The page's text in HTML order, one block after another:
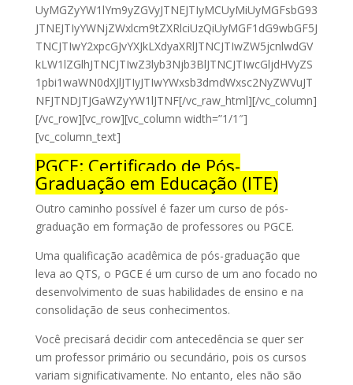
UyMGZyYW1lYm9yZGVyJTNEJTIyMCUyMiUyMGFsbG93
JTNEJTIyYWNjZWxlcm9tZXRlciUzQiUyMGF1dG9wbGF5J
TNCJTIwY2xpcGJvYXJkLXdyaXRlJTNCJTIwZW5jcnlwdGV
kLW1lZGlhJTNCJTIwZ3lyb3Njb3BlJTNCJTIwcGljdHVyZS
1pbi1waWN0dXJlJTIyJTIwYWxsb3dmdWxsc2NyZWVuJT
NFJTNDJTJGaWZyYW1lJTNF[/vc_raw_html][/vc_column]
[/vc_row][vc_row][vc_column width=”1/1″]
[vc_column_text]
PGCE: Certificado de Pós-
Graduação em Educação (ITE)
Outro caminho possível é fazer um curso de pós-
graduação em formação de professores ou PGCE.
Uma qualificação acadêmica de pós-graduação que
leva ao QTS, o PGCE é um curso de um ano focado no
desenvolvimento de suas habilidades de ensino e na
consolidação de seus conhecimentos.
Você precisará decidir com antecedência se quer ser
um professor primário ou secundário, pois os cursos
variam significativamente. No entanto, eles não são